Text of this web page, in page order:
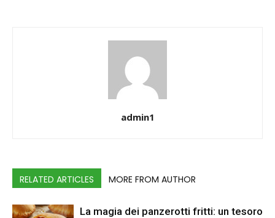
admin1
RELATED ARTICLES MORE FROM AUTHOR
La magia dei panzerotti fritti: un tesoro